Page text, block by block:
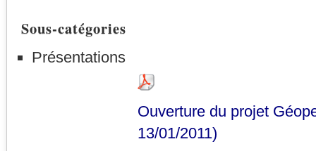
Sous-catégories
Présentations
Ouverture du projet
13/01/2011)